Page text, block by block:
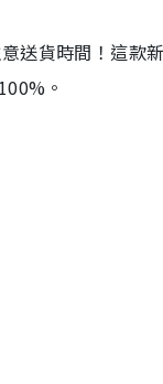
送貨時間！這款
。